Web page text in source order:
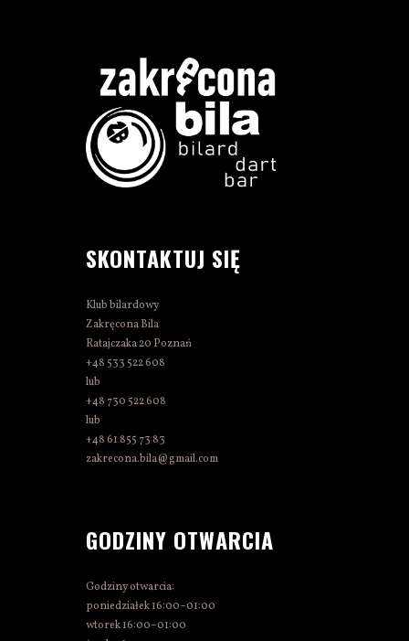
SKONTAKTUJ SIĘ
Klub bilardowy
Zakręcona Bila
Ratajczaka 20 Poznań
+48 533 522 608
lub
+48 730 522 608
lub
+48 61 855 73 83
zakrecona.bila@gmail.com
GODZINY OTWARCIA
Godziny otwarcia:
poniedziałek 16:00–01:00
wtorek 16:00–01:00